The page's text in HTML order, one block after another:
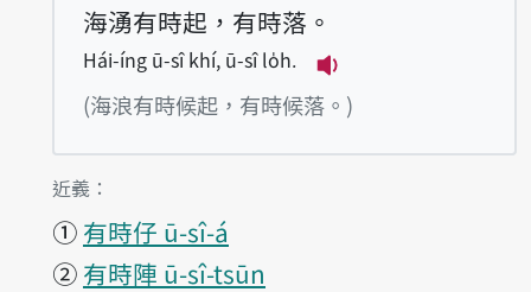
海湧有時起，有時落。
Hái-íng ū-sî khí, ū-sî lo̍h.
播放例句Hái-íng
(海浪有時候起，有時候落。)
第1項釋義的
近義：
① 有時仔 ū-sî-á
② 有時陣 ū-sî-tsūn